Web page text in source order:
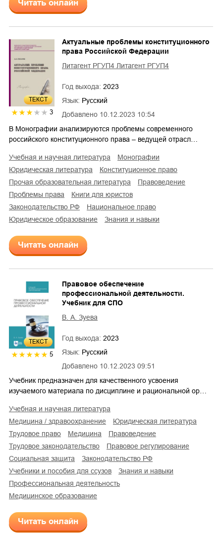
Читать онлайн
ТЕКСТ
3 Добавлено 10.12.2023 10:54
Актуальные проблемы конституционного
права Российской Федерации
Литагент РГУП4 Литагент РГУП4
Год выхода: 2023
Язык: Русский
В Монографии анализируются проблемы современного
российского конституционного права – ведущей отрасл…
учебная и научная литература
монографии
юридическая литература
конституционное право
прочая образовательная литература
правоведение
проблемы права
книги для юристов
законодательство РФ
национальное право
юридическое образование
знания и навыки
Читать онлайн
ТЕКСТ
5
Добавлено 10.12.2023 09:51
Правовое обеспечение
профессиональной деятельности.
Учебник для СПО
В. А. Зуева
Год выхода: 2023
Язык: Русский
Учебник предназначен для качественного усвоения
изучаемого материала по дисциплине и рациональной ор…
учебная и научная литература
медицина / здравоохранение
юридическая литература
трудовое право
медицина
правоведение
трудовое законодательство
правовое регулирование
социальная защита
законодательство РФ
учебники и пособия для ссузов
знания и навыки
профессиональная деятельность
медицинское образование
Читать онлайн